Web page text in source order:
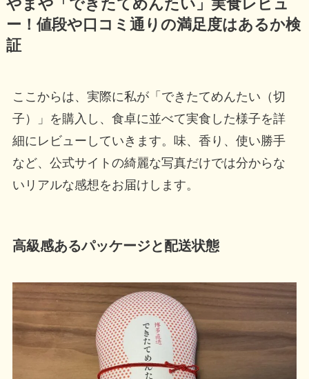
やまや「できたてめんたい」実食レビュ
ー！値段や口コミ通りの満足度はあるか検
証
ここからは、実際に私が「できたてめんたい（切
子）」を購入し、食卓に並べて実食した様子を詳
細にレビューしていきます。味、香り、使い勝手
など、公式サイトの綺麗な写真だけでは分からな
いリアルな感想をお届けします。
高級感あるパッケージと配送状態